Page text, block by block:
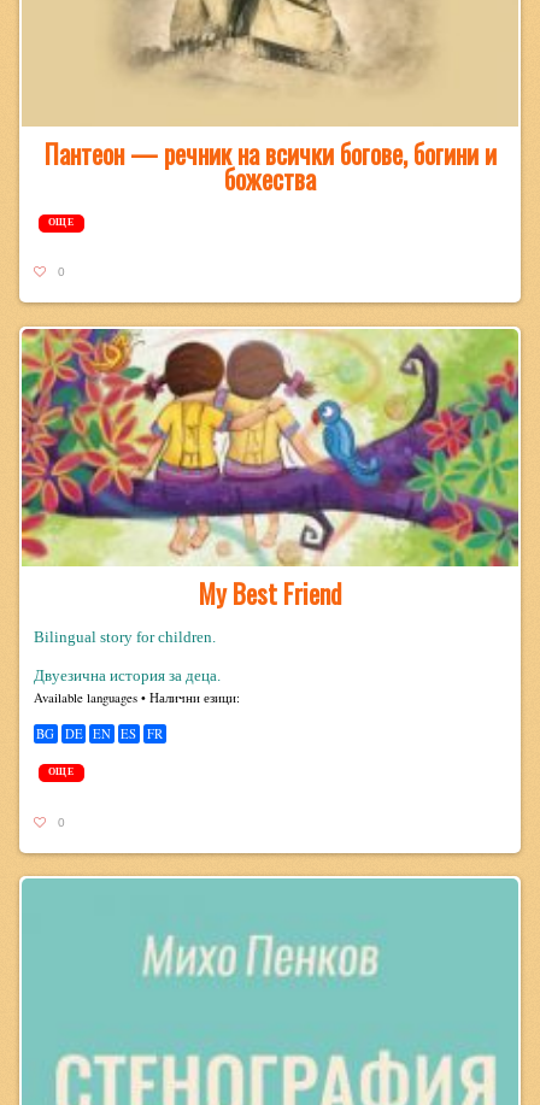
Пантеон — речник на всички богове, богини и
божества
ОЩЕ
0
My Best Friend
Bilingual story for children.
Двуезична история за деца.
Avail­able lan­guages • Налични езици:
BG DE EN ES FR
ОЩЕ
0